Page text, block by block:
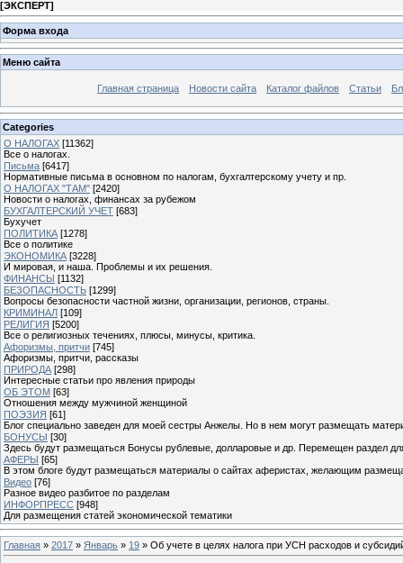
[ЭКСПЕРТ]
Форма входа
Меню сайта
Главная страница Новости сайта Каталог файлов Статьи
Categories
О НАЛОГАХ [11362]
Все о налогах.
Письма [6417]
Нормативные письма в основном по налогам, бухгалтерскому учету и пр.
О НАЛОГАХ "ТАМ" [2420]
Новости о налогах, финансах за рубежом
БУХГАЛТЕРСКИЙ УЧЕТ [683]
Бухучет
ПОЛИТИКА [1278]
Все о политике
ЭКОНОМИКА [3228]
И мировая, и наша. Проблемы и их решения.
ФИНАНСЫ [1132]
БЕЗОПАСНОСТЬ [1299]
Вопросы безопасности частной жизни, организации, регионов, страны.
КРИМИНАЛ [109]
РЕЛИГИЯ [5200]
Все о религиозных течениях, плюсы, минусы, критика.
Афоризмы, притчи [745]
Афоризмы, притчи, рассказы
ПРИРОДА [298]
Интересные статьи про явления природы
ОБ ЭТОМ [63]
Отношения между мужчиной женщиной
ПОЭЗИЯ [61]
Блог специально заведен для моей сестры Анжелы. Но в нем могут размещать
БОНУСЫ [30]
Здесь будут размещаться Бонусы рублевые, долларовые и др. Перемещен раздел
АФЕРЫ [65]
В этом блоге будут размещаться материалы о сайтах аферистах, желающим
Видео [76]
Разное видео разбитое по разделам
ИНФОРПРЕСС [948]
Для размещения статей экономической тематики
Главная » 2017 » Январь » 19 » Об учете в целях налога при УСН расходов и